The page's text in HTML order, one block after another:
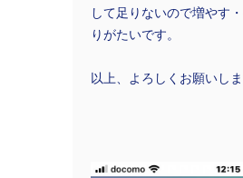
して足りないので増やす
りがたいです。
以上、よろしくお願いしま